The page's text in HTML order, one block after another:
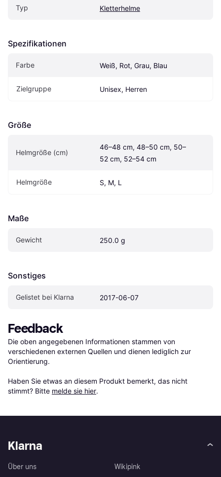
Typ Kletterhelme
Spezifikationen
Farbe Weiß, Rot, Grau, Blau
Zielgruppe Unisex, Herren
Größe
Helmgröße (cm)
46–48 cm, 48–50 cm, 50–
52 cm, 52–54 cm
Helmgröße S, M, L
Maße
Gewicht 250.0 g
Sonstiges
Gelistet bei Klarna 2017-06-07
Feedback
Die oben angegebenen Informationen stammen von
verschiedenen externen Quellen und dienen lediglich zur
Orientierung.
Haben Sie etwas an diesem Produkt bemerkt, das nicht
stimmt? Bitte melde sie hier.
Klarna
Über uns
Wikipink